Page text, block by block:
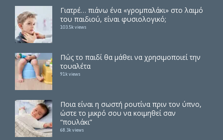
Γιατρέ… πιάνω ένα «γρομπαλάκι» στο λαιμό
του παιδιού, είναι φυσιολογικό;
103.5k views
Πώς το παιδί θα μάθει να χρησιμοποιεί την
τουαλέτα
91k views
Ποια είναι η σωστή ρουτίνα πριν τον ύπνο,
ώστε το μικρό σου να κοιμηθεί σαν
“πουλάκι”
68.3k views